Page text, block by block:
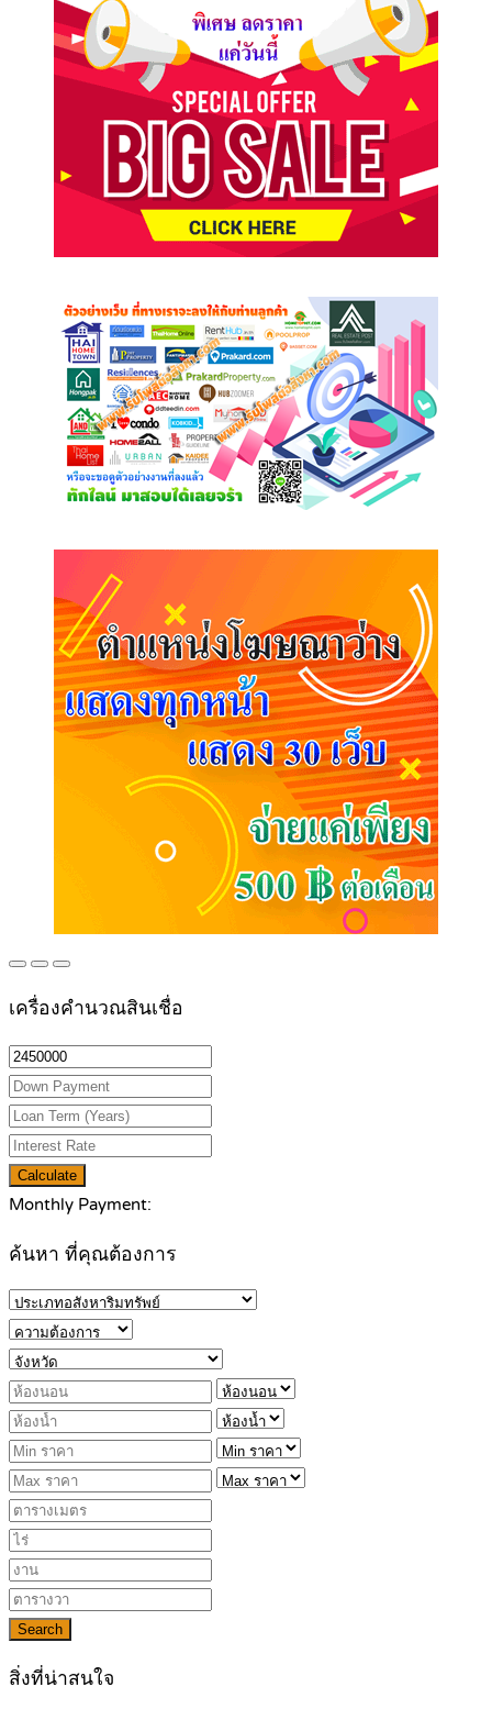
เครื่องคำนวณสินเชื่อ
Calculate
Monthly Payment:
ค้นหา ที่คุณต้องการ
Search
สิ่งที่น่าสนใจ